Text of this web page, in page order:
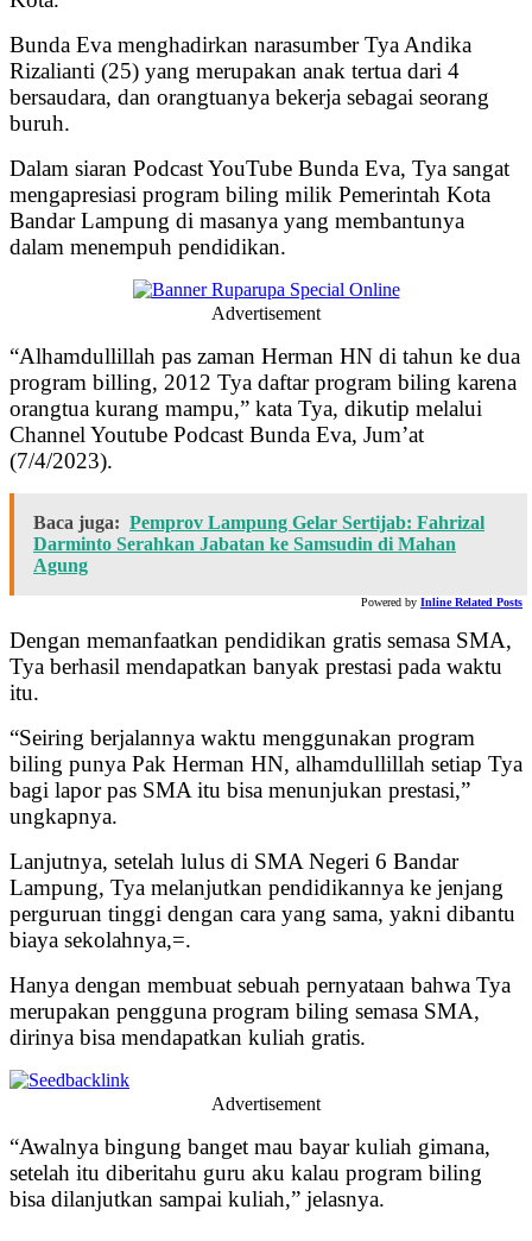
Bunda Eva menghadirkan narasumber Tya Andika
Rizalianti (25) yang merupakan anak tertua dari 4
bersaudara, dan orangtuanya bekerja sebagai seorang
buruh.
Dalam siaran Podcast YouTube Bunda Eva, Tya sangat
mengapresiasi program biling milik Pemerintah Kota
Bandar Lampung di masanya yang membantunya
dalam menempuh pendidikan.
Advertisement
“Alhamdullillah pas zaman Herman HN di tahun ke dua
program billing, 2012 Tya daftar program biling karena
orangtua kurang mampu,” kata Tya, dikutip melalui
Channel Youtube Podcast Bunda Eva, Jum’at
(7/4/2023).
Baca juga: Pemprov Lampung Gelar Sertijab: Fahrizal
Darminto Serahkan Jabatan ke Samsudin di Mahan
Agung
Powered by Inline Related Posts
Dengan memanfaatkan pendidikan gratis semasa SMA,
Tya berhasil mendapatkan banyak prestasi pada waktu
itu.
“Seiring berjalannya waktu menggunakan program
biling punya Pak Herman HN, alhamdullillah setiap Tya
bagi lapor pas SMA itu bisa menunjukan prestasi,”
ungkapnya.
Lanjutnya, setelah lulus di SMA Negeri 6 Bandar
Lampung, Tya melanjutkan pendidikannya ke jenjang
perguruan tinggi dengan cara yang sama, yakni dibantu
biaya sekolahnya,=.
Hanya dengan membuat sebuah pernyataan bahwa Tya
merupakan pengguna program biling semasa SMA,
dirinya bisa mendapatkan kuliah gratis.
Advertisement
“Awalnya bingung banget mau bayar kuliah gimana,
setelah itu diberitahu guru aku kalau program biling
bisa dilanjutkan sampai kuliah,” jelasnya.